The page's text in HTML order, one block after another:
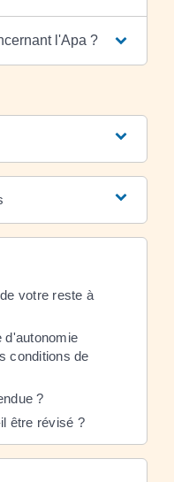
l'Apa ?
votre reste à
d'autonomie
conditions de
?
être révisé ?